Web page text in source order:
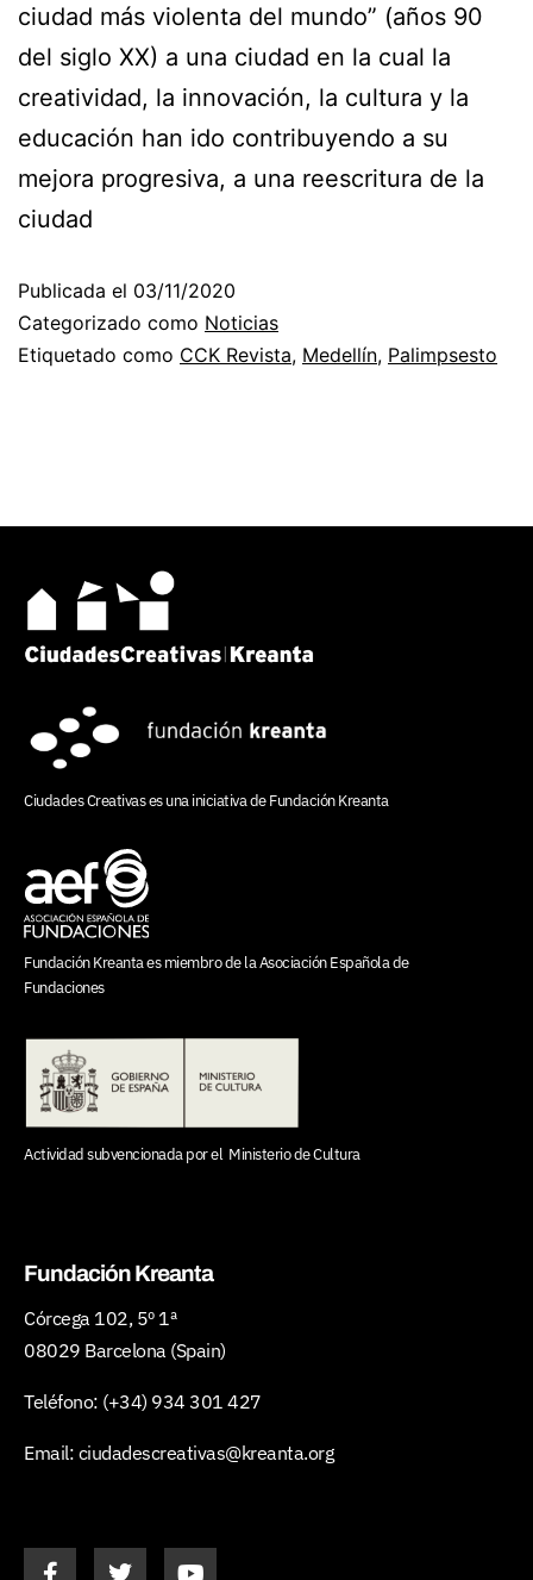
ciudad más violenta del mundo” (años 90
del siglo XX) a una ciudad en la cual la
creatividad, la innovación, la cultura y la
educación han ido contribuyendo a su
mejora progresiva, a una reescritura de la
ciudad
Publicada el 03/11/2020
Categorizado como Noticias
Etiquetado como CCK Revista, Medellín, Palimpsesto
Ciudades Creativas es una iniciativa deFundación Kreanta
Fundación Kreanta es miembro de laAsociación Española de
Fundaciones
Actividad subvencionada por el Ministerio de Cultura
Fundación Kreanta
Córcega 102, 5º 1ª
08029 Barcelona (Spain)
Teléfono: (+34) 934 301 427
Email: ciudadescreativas@kreanta.org